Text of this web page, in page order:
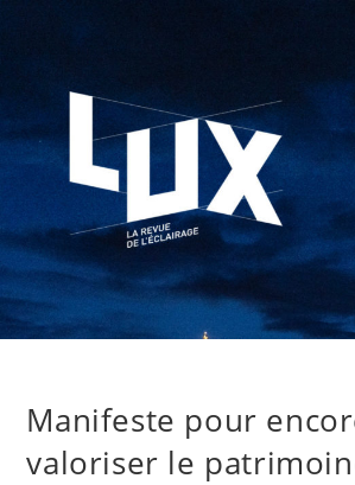
Manifeste pour
valoriser le